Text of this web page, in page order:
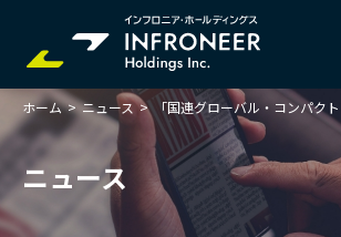
企業情報
トップメッセージ
岐べログ
IR情報
株主・投資家の皆様へ
サステナビリティ
ホーム > ニュース > 「国連グローバル・コンパク
ニュース